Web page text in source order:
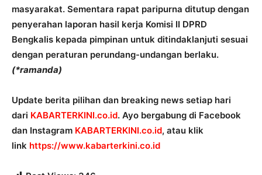
masyarakat. Sementara rapat paripurna ditutup dengan
penyerahan laporan hasil kerja Komisi II DPRD
Bengkalis kepada pimpinan untuk ditindaklanjuti sesuai
dengan peraturan perundang-undangan berlaku.
(*ramanda)
Update berita pilihan dan breaking news setiap hari
dari KABARTERKINI.co.id. Ayo bergabung di Facebook
dan Instagram KABARTERKINI.co.id, atau klik
link https://www.kabarterkini.co.id